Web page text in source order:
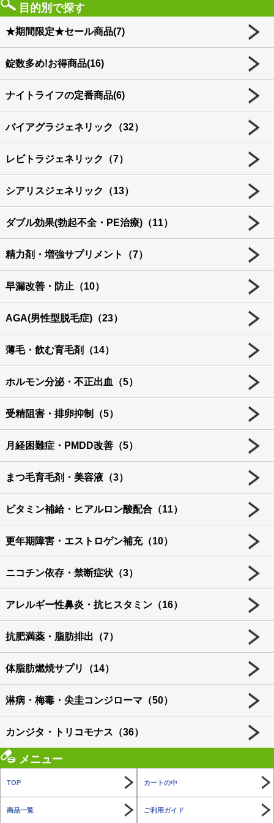
目的別で探す
★期間限定★セール商品(7)
錠数多め!お得商品(16)
ナイトライフの定番商品(6)
バイアグラジェネリック（32）
レビトラジェネリック（7）
シアリスジェネリック（13）
ダブル効果(勃起不全・PE治療)（11）
精力剤・増強サプリメント（7）
早漏改善・防止（10）
AGA(男性型脱毛症)（23）
薄毛・飲む育毛剤（14）
ホルモン分泌・不正出血（5）
受精阻害・排卵抑制（5）
月経困難症・PMDD改善（5）
まつ毛育毛剤・美容液（3）
ビタミン補給・ヒアルロン酸配合（11）
更年期障害・エストロゲン補充（10）
ニコチン依存・禁断症状（3）
アレルギー性鼻炎・抗ヒスタミン（16）
抗肥満薬・脂肪排出（7）
体脂肪燃焼サプリ（14）
淋病・梅毒・尖圭コンジローマ（50）
カンジタ・トリコモナス（36）
メニュー
TOP カートの中
商品一覧 ご利用ガイド